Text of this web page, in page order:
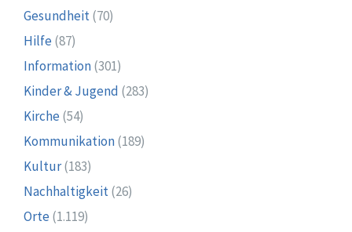
Gesundheit(70)
Hilfe (87)
Information(301)
Kinder & Jugend (283)
Kirche (54)
Kommunikation(189)
Kultur(183)
Nachhaltigkeit(26)
Orte (1.119)